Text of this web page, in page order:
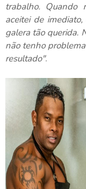
trabalho. Quando
aceitei de
galera tão querida.
não tenho
resultado".